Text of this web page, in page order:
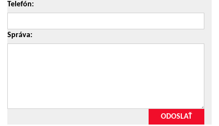
Telefón:
Správa:
ODOSLAŤ